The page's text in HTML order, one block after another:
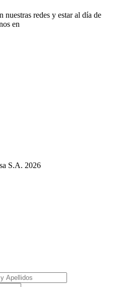
redes y estar al día de
en
S.A. 2026